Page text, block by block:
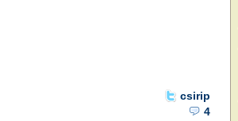
csirip
4